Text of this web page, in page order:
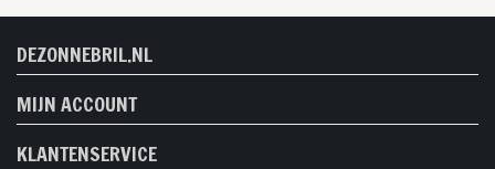
DEZONNEBRIL.NL
MIJN ACCOUNT
KLANTENSERVICE